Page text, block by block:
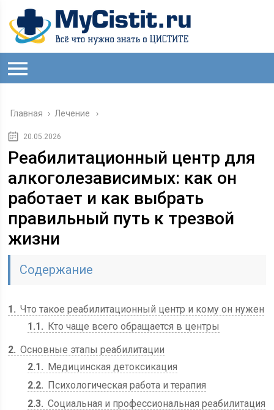
Главная › Лечение
20.05.2026
Реабилитационный центр для
алкоголезависимых: как он
работает и как выбрать
правильный путь к трезвой
жизни
Содержание
1
Что такое реабилитационный центр и кому он нужен
1.1
Кто чаще всего обращается в центры
2 Основные этапы реабилитации
2.1
Медицинская детоксикация
2.2
Психологическая работа и терапия
2.3 Социальная и профессиональная реабилитация